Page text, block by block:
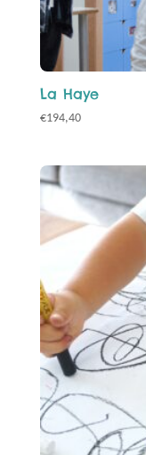
La Haye
€194,40